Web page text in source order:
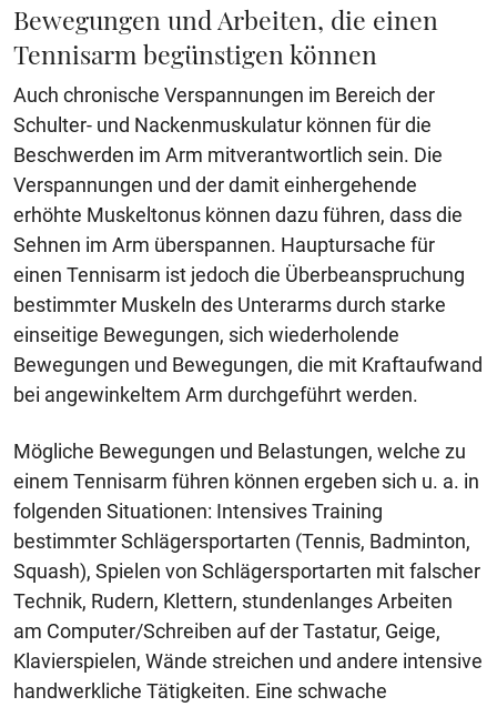
Bewegungen und Arbeiten, die einen
Tennisarm begünstigen können
Auch chronische Verspannungen im Bereich der
Schulter- und Nackenmuskulatur können für die
Beschwerden im Arm mitverantwortlich sein. Die
Verspannungen und der damit einhergehende
erhöhte Muskeltonus können dazu führen, dass die
Sehnen im Arm überspannen. Hauptursache für
einen Tennisarm ist jedoch die Überbeanspruchung
bestimmter Muskeln des Unterarms durch starke
einseitige Bewegungen, sich wiederholende
Bewegungen und Bewegungen, die mit Kraftaufwand
bei angewinkeltem Arm durchgeführt werden.
Mögliche Bewegungen und Belastungen, welche zu
einem Tennisarm führen können ergeben sich u. a. in
folgenden Situationen: Intensives Training
bestimmter Schlägersportarten (Tennis, Badminton,
Squash), Spielen von Schlägersportarten mit falscher
Technik, Rudern, Klettern, stundenlanges Arbeiten
am Computer/Schreiben auf der Tastatur, Geige,
Klavierspielen, Wände streichen und andere intensive
handwerkliche Tätigkeiten. Eine schwache